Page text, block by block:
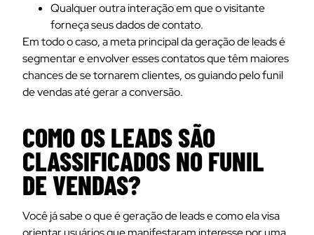
Qualquer outra interação em que o visitante
forneça seus dados de contato.
Em todo o caso, a meta principal da geração de leads é
segmentar e envolver esses contatos que têm maiores
chances de se tornarem clientes, os guiando pelo funil
de vendas até gerar a conversão.
COMO OS LEADS SÃO
CLASSIFICADOS NO FUNIL
DE VENDAS?
Você já sabe o que é geração de leads e como ela visa